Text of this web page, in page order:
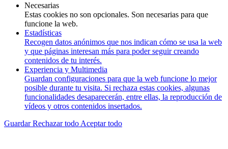
Necesarias
Estas cookies no son opcionales. Son necesarias para que
funcione la web.
Estadísticas
Recogen datos anónimos que nos indican cómo se usa la web
y que páginas interesan más para poder seguir creando
contenidos de tu interés.
Experiencia y Multimedia
Guardan configuraciones para que la web funcione lo mejor
posible durante tu visita. Si rechaza estas cookies, algunas
funcionalidades desaparecerán, entre ellas, la reproducción de
vídeos y otros contenidos insertados.
GuardarRechazar todo Aceptar todo